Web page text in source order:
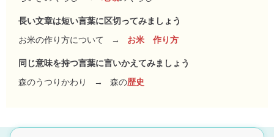
長い文章は短い言葉に区切ってみましょう
お米の作り方について
→ お米 作り方
同じ意味を持つ言葉に言いかえてみましょう
森のうつりかわり
→ 森の歴史